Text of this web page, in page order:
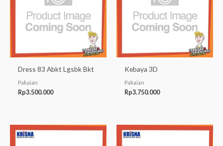
Dress 83 Abkt Lgsbk Bkt
Pakaian
Rp3.500.000
Kebaya 3D
Pakaian
Rp3.750.000